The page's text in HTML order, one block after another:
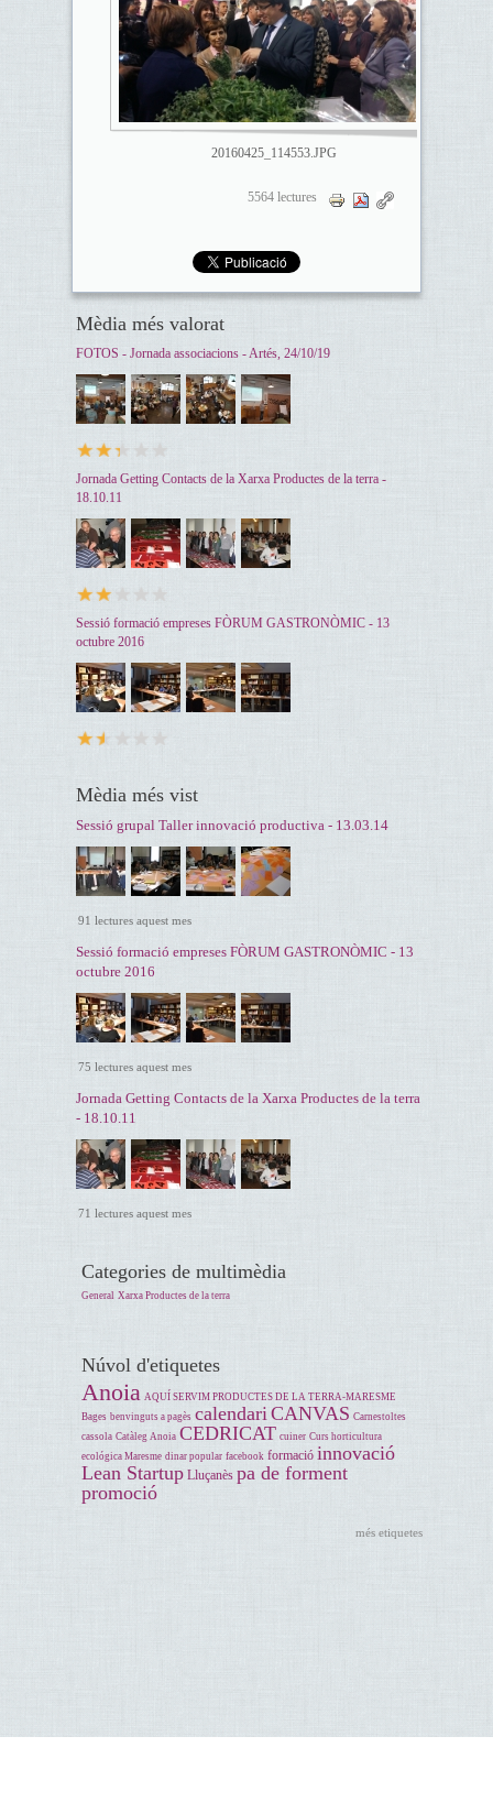
20160425_114553.JPG
5564 lectures
Mèdia més valorat
FOTOS - Jornada associacions - Artés, 24/10/19
Jornada Getting Contacts de la Xarxa Productes de la terra -
18.10.11
Sessió formació empreses FÒRUM GASTRONÒMIC - 13
octubre 2016
Mèdia més vist
Sessió grupal Taller innovació productiva - 13.03.14
91 lectures aquest mes
Sessió formació empreses FÒRUM GASTRONÒMIC - 13
octubre 2016
75 lectures aquest mes
Jornada Getting Contacts de la Xarxa Productes de la terra
- 18.10.11
71 lectures aquest mes
Categories de multimèdia
General Xarxa Productes de la terra
Núvol d'etiquetes
Anoia AQUÍ SERVIM PRODUCTES DE LA TERRA-MARESME
Bages benvinguts a pagès calendariCANVAS Carnestoltes
cassola Catàleg Anoia CEDRICAT cuiner Curs horticultura
ecológica Maresme dinar popular facebook formació innovació
Lean Startup Lluçanès pa de forment
promoció
més etiquetes